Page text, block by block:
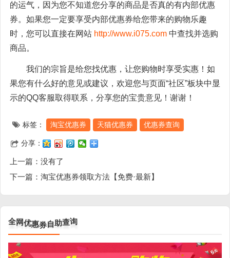
的运气，因为您不知道您分享的商品是否真的有内部优惠
券。如果您一定要享受内部优惠券给您带来的购物乐趣
时，您可以直接在网站 http://www.i075.com 中查找并选购
商品。
我们的宗旨是给您找优惠，让您购物时享受实惠！如
果您有什么好的意见或建议，欢迎您与页面“社区”板块中显
示的QQ客服取得联系，分享您的宝贵意见！谢谢！
标签： 淘宝优惠券 天猫优惠券 优惠券查询
分享：
上一篇：没有了
下一篇： 淘宝优惠券领取方法【免费·最新】
全网 优惠 自 助查询